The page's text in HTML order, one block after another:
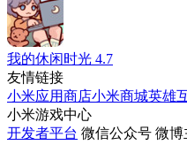
我的休闲时光 4.7
友情链接
小米应用商店小米商城英雄
小米游戏中心
开发者平台 微信公众号 微博